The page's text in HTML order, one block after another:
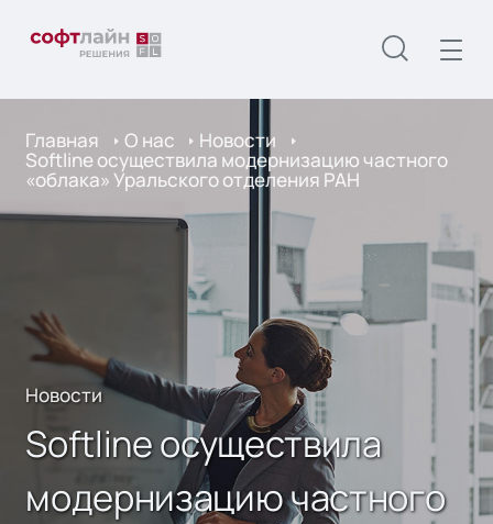
Главная О нас Новости
Softline осуществила модернизацию частного
«облака» Уральского отделения РАН
Новости
Softline осуществила
модернизацию частного